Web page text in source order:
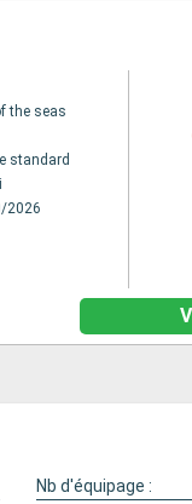
the seas
standard
2026
Nb d'équipage :